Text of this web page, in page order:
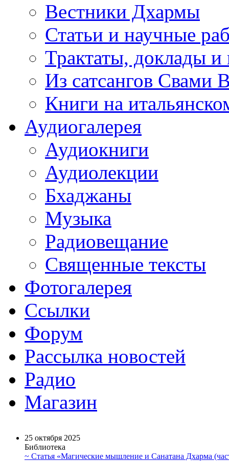
Вестники Дхармы
Статьи и научные
Трактаты, доклады
Из сатсангов Свами
Книги на
Аудиогалерея
Аудиокниги
Аудиолекции
Бхаджаны
Музыка
Радиовещание
Священные тексты
Фотогалерея
Ссылки
Форум
Рассылка новостей
Радио
Магазин
25 октября 2025
Библиотека
~ Статья «Магические мышление и Санатана Дхарма